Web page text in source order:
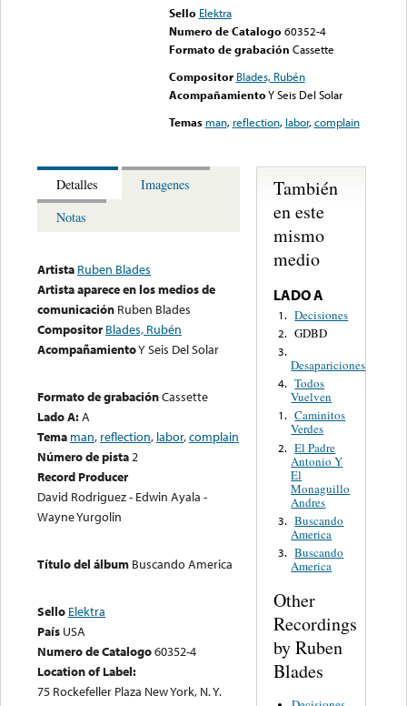
Sello Elektra
Numero de Catalogo 60352-4
Formato de grabación Cassette
Compositor Blades, Rubén
AcompañamientoY Seis Del Solar
Temas man, reflection, labor,complain
Detalles
Imagenes
Notas
Artista Ruben Blades
Artista aparece en los medios de
comunicación Ruben Blades
Compositor Blades, Rubén
AcompañamientoY Seis Del Solar
Formato de grabaciónCassette
Lado A:A
Tema man, reflection, labor,complain
Número de pista2
Record Producer
David Rodriguez - Edwin Ayala -
Wayne Yurgolin
Título del álbum Buscando America
Sello Elektra
País USA
Numero de Catalogo60352-4
Location of Label:
75 Rockefeller Plaza New York, N. Y.
También
en este
mismo
medio
LADO A
1. Decisiones
2. GDBD
3.
Desapariciones
4. Todos
Vuelven
1. Caminitos
Verdes
2. El Padre
Antonio Y
El
Monaguillo
Andres
3. Buscando
America
3. Buscando
America
Other
Recordings
by Ruben
Blades